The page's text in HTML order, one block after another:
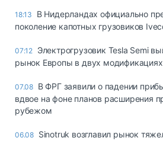
18:13
В Нидерландах официально
поколение капотных грузовиков
07:12 Электрогрузовик Tesla Semi
рынок Европы в двух модификациях
07.08 В ФРГ заявили о падении
вдвое на фоне планов расширения
рубежом
06.08 Sinotruk возглавил рынок